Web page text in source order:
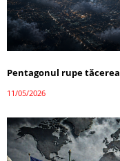
Pentagonul rupe tăcerea
11/05/2026